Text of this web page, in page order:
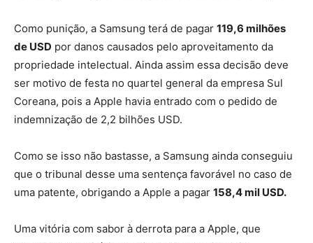
Como punição, a Samsung terá de pagar 119,6 milhões
de USD por danos causados pelo aproveitamento da
propriedade intelectual. Ainda assim essa decisão deve
ser motivo de festa no quartel general da empresa Sul
Coreana, pois a Apple havia entrado com o pedido de
indemnização de 2,2 bilhões USD.
Como se isso não bastasse, a Samsung ainda conseguiu
que o tribunal desse uma sentença favorável no caso de
uma patente, obrigando a Apple a pagar 158,4 mil USD.
Uma vitória com sabor à derrota para a Apple, que